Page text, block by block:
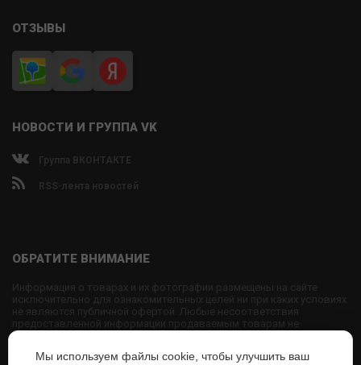
ОТЗЫВЫ
НОВОСТИ И ГРУППА VK
Группа ВКОНТАКТЕ
RSS-лента новостей
ОБРАТИТЕ ВНИМАНИЕ
Информация о товарах и их фотографии размещены на сайте
исключительно для ознакомительных целей ни при каких условиях
не являются публичной офертой. Любые несоответствия
предоставленной информации продаваемым товарам не
являются основанием для претензий, так как внешний вид и
свое усмотрение.
Мы используем файлы cookie, чтобы улучшить ваш